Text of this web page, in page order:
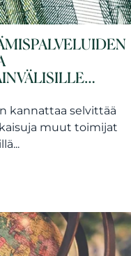
kannattaa selvittää
muut toimijat